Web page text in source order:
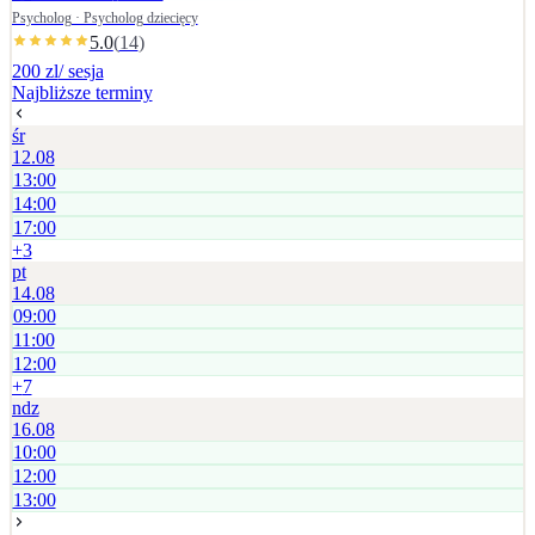
ustalana jest indywidualnie.
Psycholog · Psycholog dziecięcy
5.0(14)
200 zl/ sesja
Najbliższe terminy
śr
12.08
13:00
14:00
17:00
+3
pt
14.08
09:00
11:00
12:00
+7
ndz
16.08
10:00
12:00
13:00